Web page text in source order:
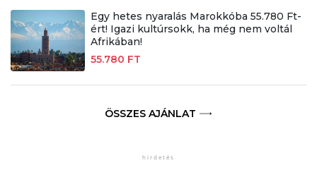
Egy hetes nyaralás Marokkóba 55.780 Ft-
ért! Igazi kultúrsokk, ha még nem voltál
Afrikában!
55.780 FT
ÖSSZES AJÁNLAT